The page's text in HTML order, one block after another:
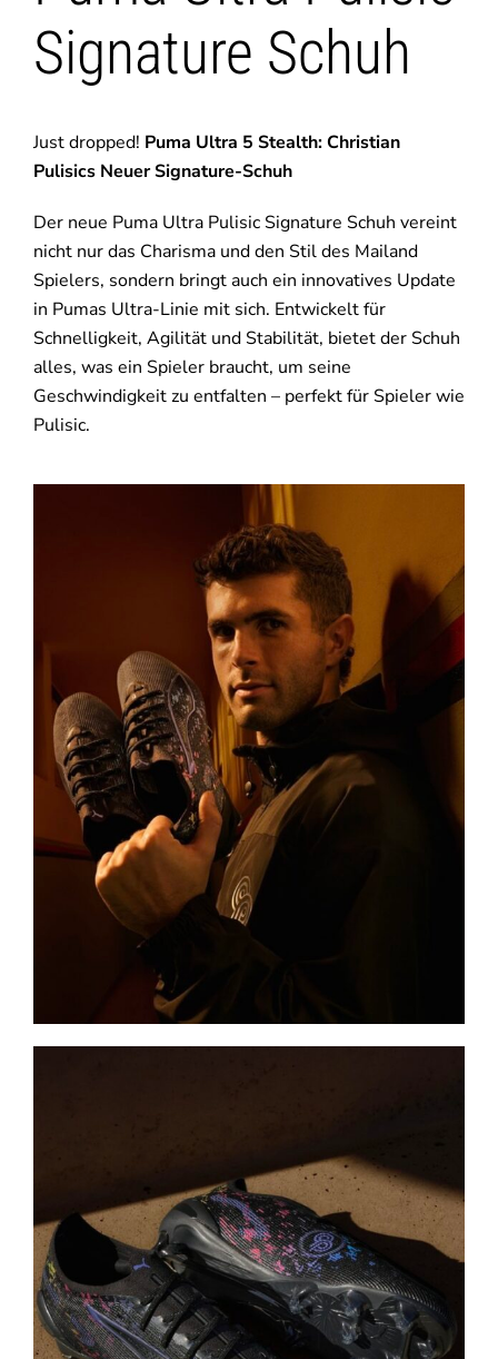
Signature Schuh
Just dropped! Puma Ultra 5 Stealth: Christian
Pulisics Neuer Signature-Schuh
Der neue Puma Ultra Pulisic Signature Schuh vereint
nicht nur das Charisma und den Stil des Mailand
Spielers, sondern bringt auch ein innovatives Update
in Pumas Ultra-Linie mit sich. Entwickelt für
Schnelligkeit, Agilität und Stabilität, bietet der Schuh
alles, was ein Spieler braucht, um seine
Geschwindigkeit zu entfalten – perfekt für Spieler wie
Pulisic.